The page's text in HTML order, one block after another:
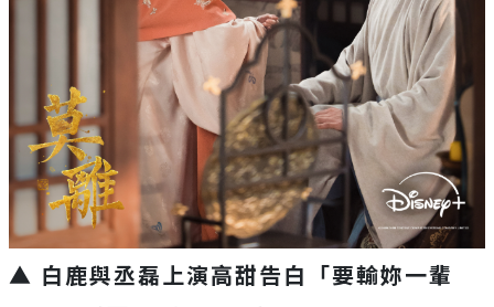
▲ 白鹿與丞磊上演高甜告白「要輸妳一輩